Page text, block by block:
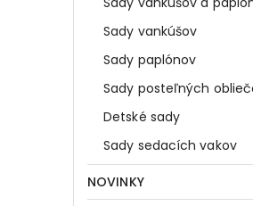
Sady vankúšov
Sady paplónov
Sady posteľných
Detské sady
Sady sedacích vakov
NOVINKY